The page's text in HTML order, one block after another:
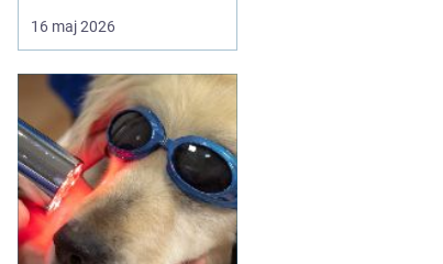
verkstads- och
produktionsmiljöer, där
effektivisera
arbetsfl&oum...
16 maj 2026